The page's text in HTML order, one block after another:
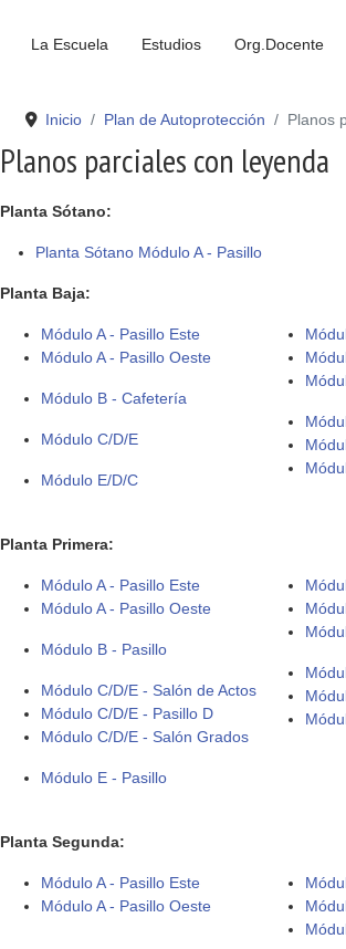
La Escuela Estudios Org.Docente
Inicio Plan de Autoprotección Planos
Planos parciales con leyenda
Planta Sótano:
Planta Sótano Módulo A - Pasillo
Planta Baja:
Módulo A - Pasillo Este
Módulo A - Pasillo Oeste
Módulo B - Cafetería
Módulo C/D/E
Módulo E/D/C
Planta Primera:
Módulo A - Pasillo Este
Módulo A - Pasillo Oeste
Módulo B - Pasillo
Módulo C/D/E - Salón de Actos
Módulo C/D/E - Pasillo D
Módulo C/D/E - Salón Grados
Módulo E - Pasillo
Planta Segunda:
Módulo A - Pasillo Este
Módulo A - Pasillo Oeste